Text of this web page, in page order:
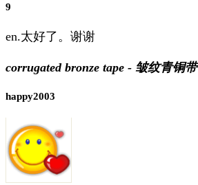
9
en.太好了。谢谢
corrugated bronze tape - 皱纹青铜带
happy2003